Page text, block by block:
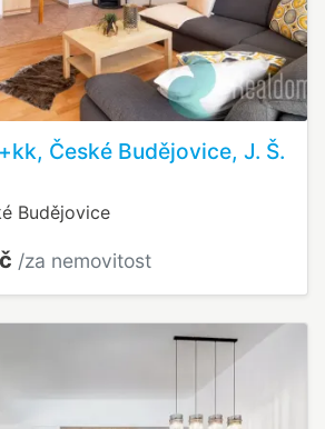
České Budějovice, J. Š.
Budějovice
/za nemovitost